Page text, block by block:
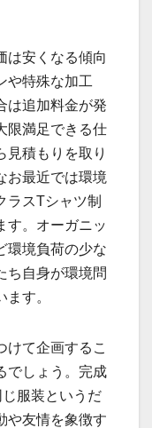
は安くなる傾向
や特殊な加工
は追加料金が発
限満足できる仕
見積もりを取り
お最近では環境
ラスTシャツ制
す。オーガニッ
環境負荷の少な
ち自身が環境問
す。
けて企画するこ
でしょう。完成
服装というだ
や友情を象徴す